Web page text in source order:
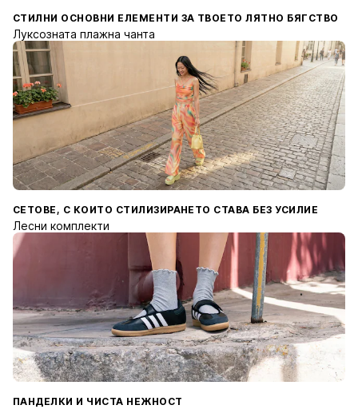
СТИЛНИ ОСНОВНИ ЕЛЕМЕНТИ ЗА ТВОЕТО ЛЯТНО БЯГСТВО
Луксозната плажна чанта
СЕТОВЕ, С КОИТО СТИЛИЗИРАНЕТО СТАВА БЕЗ УСИЛИЕ
Лесни комплекти
ПАНДЕЛКИ И ЧИСТА НЕЖНОСТ